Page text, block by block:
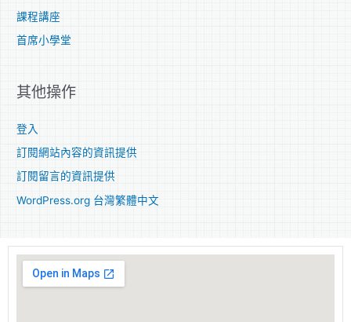
課程講座
首席小學堂
其他操作
登入
訂閱網站內容的資訊提供
訂閱留言的資訊提供
WordPress.org 台灣繁體中文